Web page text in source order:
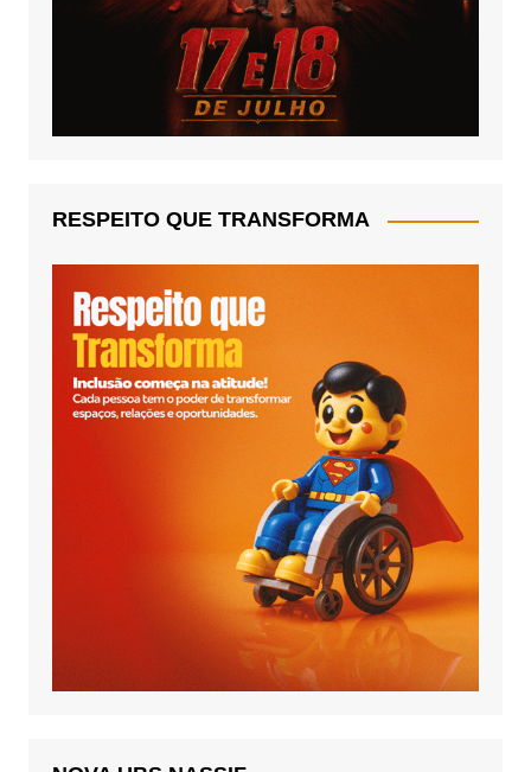
RESPEITO QUE TRANSFORMA